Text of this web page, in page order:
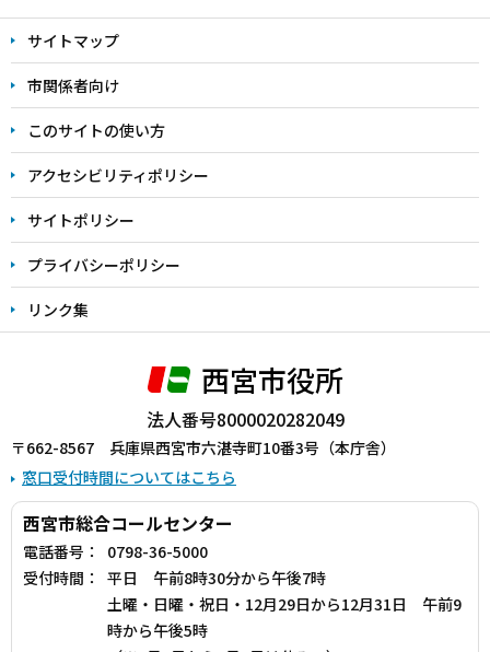
文
こ
こ
ま
サイトマップ
市関係者向け
このサイトの使い方
アクセシビリティポリシー
サイトポリシー
プライバシーポリシー
リンク集
西宮市役所
法人番号8000020282049
〒662-8567 兵庫県西宮市六湛寺町10番3号（本庁舎）
窓口受付時間についてはこちら
西宮市総合コールセンター
電話番号：
0798-36-5000
受付時間：
平日 午前8時30分から午後7時
土曜・日曜・祝日・12月29日から12月31日 午前9
時から午後5時